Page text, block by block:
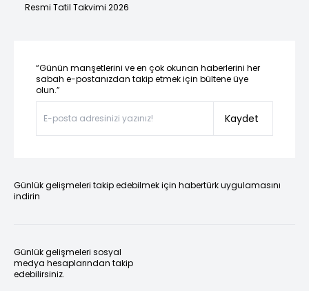
Resmi Tatil Takvimi 2026
“Günün manşetlerini ve en çok okunan haberlerini her
sabah e-postanızdan takip etmek için bültene üye
olun.”
Kaydet
Günlük gelişmeleri takip edebilmek için habertürk uygulamasını
indirin
Günlük gelişmeleri sosyal
medya hesaplarından takip
edebilirsiniz.